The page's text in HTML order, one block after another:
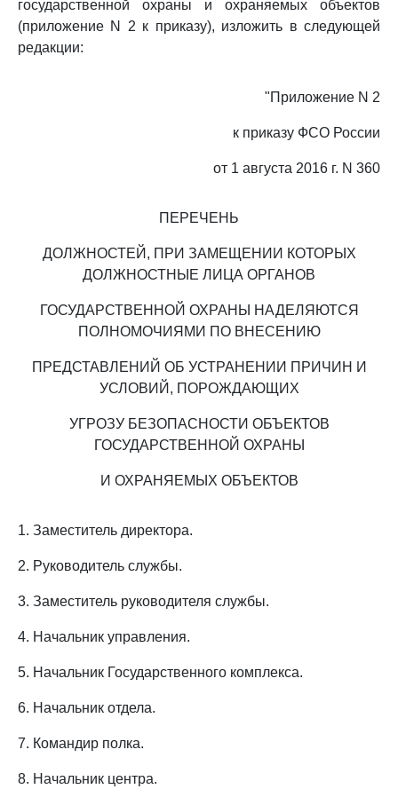
государственной охраны и охраняемых объектов
(приложение N 2 к приказу), изложить в следующей
редакции:
"Приложение N 2
к приказу ФСО России
от 1 августа 2016 г. N 360
ПЕРЕЧЕНЬ
ДОЛЖНОСТЕЙ, ПРИ ЗАМЕЩЕНИИ КОТОРЫХ
ДОЛЖНОСТНЫЕ ЛИЦА ОРГАНОВ
ГОСУДАРСТВЕННОЙ ОХРАНЫ НАДЕЛЯЮТСЯ
ПОЛНОМОЧИЯМИ ПО ВНЕСЕНИЮ
ПРЕДСТАВЛЕНИЙ ОБ УСТРАНЕНИИ ПРИЧИН И
УСЛОВИЙ, ПОРОЖДАЮЩИХ
УГРОЗУ БЕЗОПАСНОСТИ ОБЪЕКТОВ
ГОСУДАРСТВЕННОЙ ОХРАНЫ
И ОХРАНЯЕМЫХ ОБЪЕКТОВ
1. Заместитель директора.
2. Руководитель службы.
3. Заместитель руководителя службы.
4. Начальник управления.
5. Начальник Государственного комплекса.
6. Начальник отдела.
7. Командир полка.
8. Начальник центра.